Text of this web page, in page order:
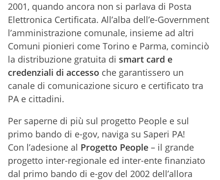
2001, quando ancora non si parlava di Posta
Elettronica Certificata. All’alba dell’e-Government
l’amministrazione comunale, insieme ad altri
Comuni pionieri come Torino e Parma, cominciò
la distribuzione gratuita di smart card e
credenziali di accesso che garantissero un
canale di comunicazione sicuro e certificato tra
PA e cittadini.
Per saperne di più sul progetto People e sul
primo bando di e-gov, naviga su Saperi PA!
Con l’adesione al Progetto People – il grande
progetto inter-regionale ed inter-ente finanziato
dal primo bando di e-gov del 2002 dell’allora